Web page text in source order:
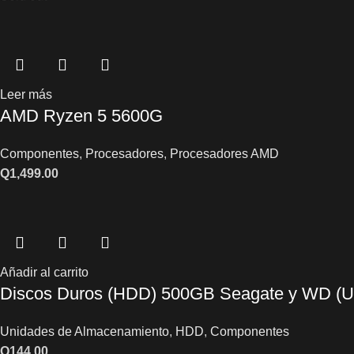
Leer más
AMD Ryzen 5 5600G
Componentes, Procesadores, Procesadores AMD
Q1,499.00
Añadir al carrito
Discos Duros (HDD) 500GB Seagate y WD
Unidades de Almacenamiento, HDD, Componentes